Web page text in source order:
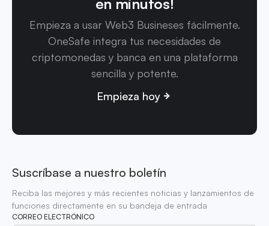
Empieza a usar Web3 Busineses fácilmente.
OneSafe integra tus necesidades de
criptomonedas y banca en una plataforma
sencilla y potente.
Empieza hoy
Suscríbase a nuestro boletín
Reciba las mejores y más recientes noticias y lanzamientos de
funciones directamente en su bandeja de entrada
CORREO ELECTRÓNICO